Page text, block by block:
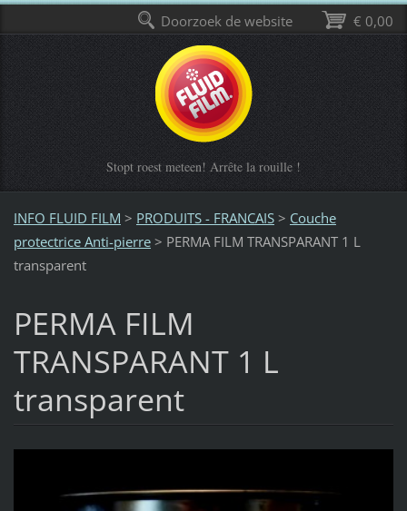
Stopt roest meteen! Arrête la rouille !
INFO FLUID FILM > PRODUITS - FRANCAIS > Couche
protectrice Anti-pierre > PERMA FILM TRANSPARANT 1 L
transparent
PERMA FILM
TRANSPARANT 1 L
transparent
€ 0,00
Doorzoek de website